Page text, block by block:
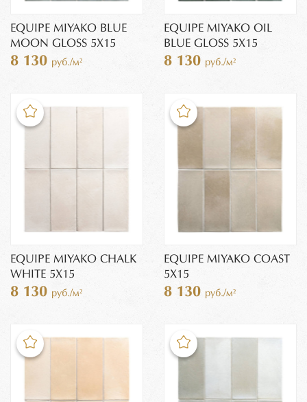
EQUIPE MIYAKO BLUE
MOON GLOSS 5X15
8 130 руб./м²
EQUIPE MIYAKO OIL
BLUE GLOSS 5X15
8 130 руб./м²
EQUIPE MIYAKO CHALK
WHITE 5X15
8 130 руб./м²
EQUIPE MIYAKO COAST
5X15
8 130 руб./м²